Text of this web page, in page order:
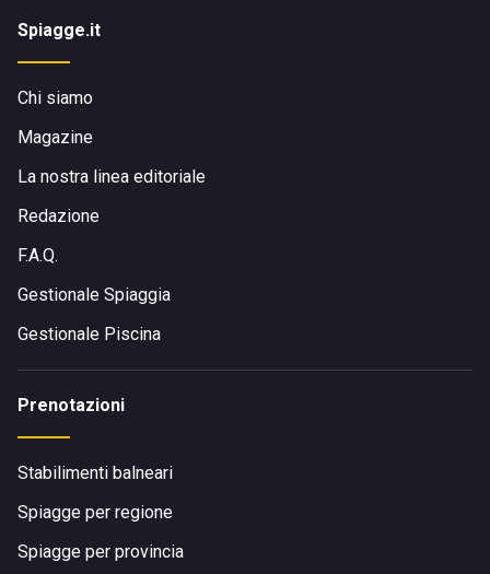
Spiagge.it
Chi siamo
Magazine
La nostra linea editoriale
Redazione
F.A.Q.
Gestionale Spiaggia
Gestionale Piscina
Prenotazioni
Stabilimenti balneari
Spiagge per regione
Spiagge per provincia